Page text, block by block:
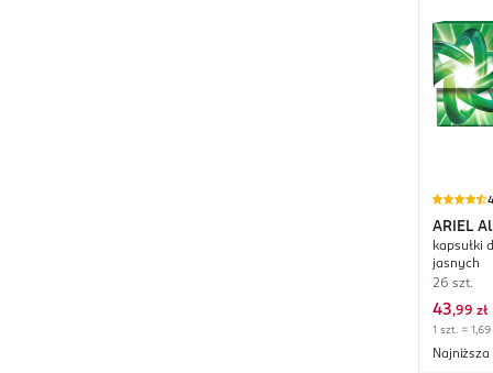
ARIEL
Stain
kapsułki
jasnych
26 szt.
43,99 zł
1 szt. = 1,69
Najniższa